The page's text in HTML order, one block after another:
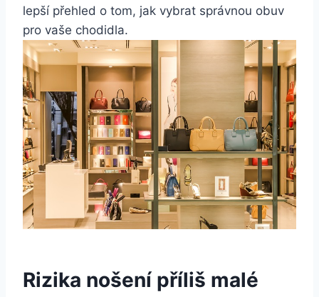
lepší přehled o tom, jak vybrat správnou obuv
pro vaše chodidla.
Rizika nošení příliš malé